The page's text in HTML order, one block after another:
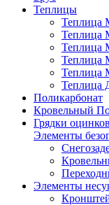
Теплицы
Теплица
Теплица
Теплица
Теплица
Теплица
Теплица
Поликарбонат
Кровельный
Грядки
Элементы
Элементы